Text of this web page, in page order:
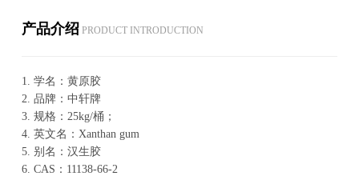
产品介绍 PROD­UCT IN­TRO­DUC­TION
1. 学名：黄原胶
2. 品牌：中轩牌
3. 规格：25kg/桶；
4. 英文名：Xanthan gum
5. 别名：汉生胶
6. CAS：11138-66-2